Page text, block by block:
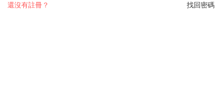
找回密碼
還沒有註冊？